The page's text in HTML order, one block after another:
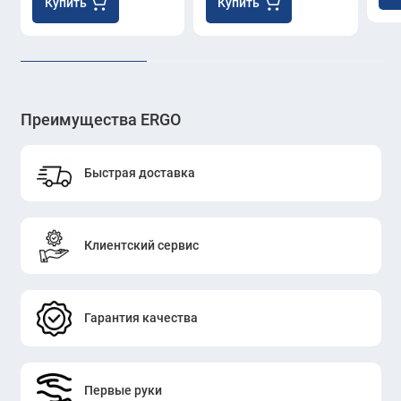
Купить Купить
Преимущества ERGO
Быстрая доставка
Клиентский сервис
Гарантия качества
Первые руки